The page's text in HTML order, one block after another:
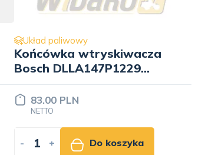
Układ paliwowy
Końcówka wtryskiwacza
Bosch DLLA147P1229
0433171779
83.00 PLN
NETTO
- + Do koszyka